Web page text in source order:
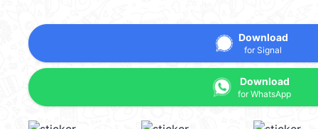
Download
for Signal
Download
for WhatsApp